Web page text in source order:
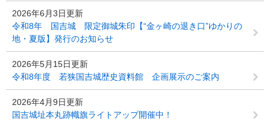
2026年6月3日更新
令和8年 国吉城 限定御城朱印【“金ヶ崎の退き口”ゆかりの
地・夏版】発行のお知らせ
2026年5月15日更新
令和8年度 若狭国吉城歴史資料館 企画展示のご案内
2026年4月9日更新
国吉城址本丸跡幟旗ライトアップ開催中！